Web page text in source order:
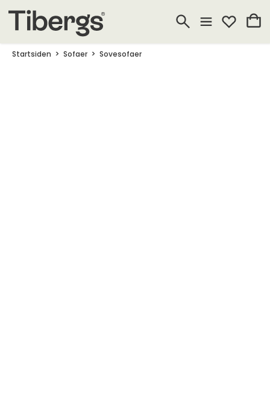
Startsiden Sofaer Sovesofaer